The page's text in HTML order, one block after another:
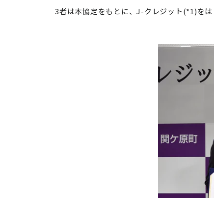
3者は本協定をもとに、J-クレジット(*1)を